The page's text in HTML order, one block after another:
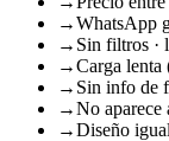
→WhatsApp
→ Sin filtros ·
→Carga lenta
→ Sin info de
→No aparece
→Diseño